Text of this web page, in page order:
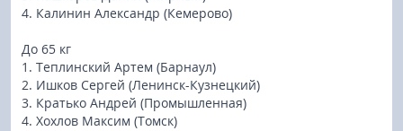
4. Калинин Александр (Кемерово)
До 65 кг
1. Теплинский Артем (Барнаул)
2. Ишков Сергей (Ленинск-Кузнецкий)
3. Кратько Андрей (Промышленная)
4. Хохлов Максим (Томск)